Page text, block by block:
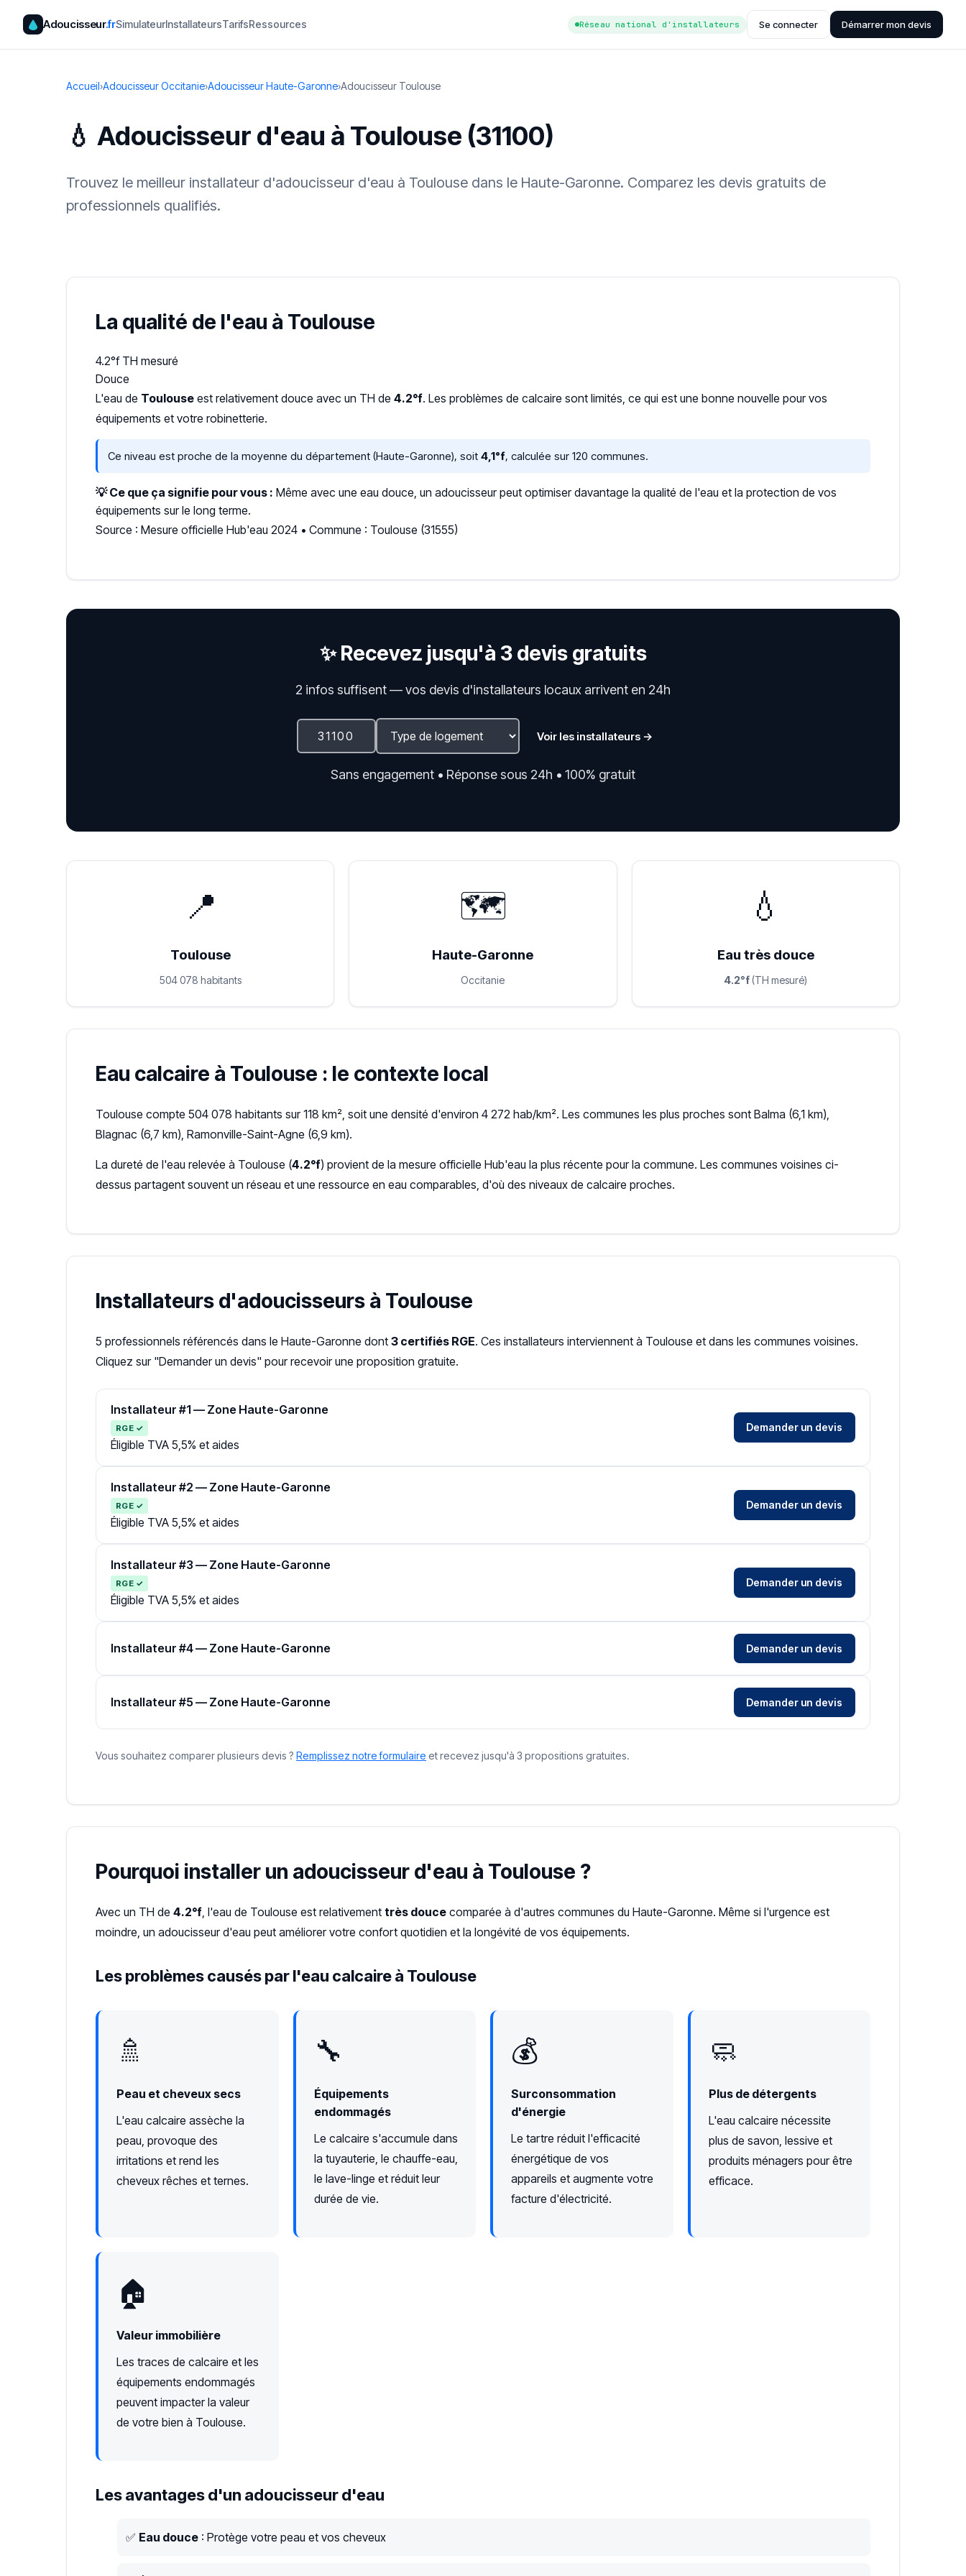
Adoucisseur.frSimulateurInstallateursTarifsRessources Réseau national d'installateurs Se connecter Démarrer mon devis
Accueil›Adoucisseur Occitanie›Adoucisseur Haute-Garonne›Adoucisseur Toulouse
💧 Adoucisseur d'eau à Toulouse (31100)
Trouvez le meilleur installateur d'adoucisseur d'eau à Toulouse dans le Haute-Garonne. Comparez les devis gratuits de
professionnels qualifiés.
La qualité de l'eau à Toulouse
4.2°f TH mesuré
Douce
L'eau de Toulouse est relativement douce avec un TH de 4.2°f. Les problèmes de calcaire sont limités, ce qui est une bonne nouvelle pour vos
équipements et votre robinetterie.
Ce niveau est proche de la moyenne du département (Haute-Garonne), soit 4,1°f, calculée sur 120 communes.
💡 Ce que ça signifie pour vous : Même avec une eau douce, un adoucisseur peut optimiser davantage la qualité de l'eau et la protection de vos
équipements sur le long terme.
Source : Mesure officielle Hub'eau 2024 • Commune : Toulouse (31555)
✨ Recevez jusqu'à 3 devis gratuits
2 infos suffisent — vos devis d'installateurs locaux arrivent en 24h
Voir les installateurs →
Sans engagement • Réponse sous 24h • 100% gratuit
📍
Toulouse
504 078 habitants
🗺️
Haute-Garonne
Occitanie
💧
Eau très douce
4.2°f (TH mesuré)
Eau calcaire à Toulouse : le contexte local
Toulouse compte 504 078 habitants sur 118 km², soit une densité d'environ 4 272 hab/km². Les communes les plus proches sont Balma (6,1 km),
Blagnac (6,7 km), Ramonville-Saint-Agne (6,9 km).
La dureté de l'eau relevée à Toulouse (4.2°f) provient de la mesure officielle Hub'eau la plus récente pour la commune. Les communes voisines ci-
dessus partagent souvent un réseau et une ressource en eau comparables, d'où des niveaux de calcaire proches.
Installateurs d'adoucisseurs à Toulouse
5 professionnels référencés dans le Haute-Garonne dont 3 certifiés RGE. Ces installateurs interviennent à Toulouse et dans les communes voisines.
Cliquez sur "Demander un devis" pour recevoir une proposition gratuite.
Installateur #1 — Zone Haute-Garonne
RGE ✓
Éligible TVA 5,5% et aides
Demander un devis
Installateur #2 — Zone Haute-Garonne
RGE ✓
Éligible TVA 5,5% et aides
Demander un devis
Installateur #3 — Zone Haute-Garonne
RGE ✓
Éligible TVA 5,5% et aides
Demander un devis
Installateur #4 — Zone Haute-Garonne Demander un devis
Installateur #5 — Zone Haute-Garonne Demander un devis
Vous souhaitez comparer plusieurs devis ? Remplissez notre formulaire et recevez jusqu'à 3 propositions gratuites.
Pourquoi installer un adoucisseur d'eau à Toulouse ?
Avec un TH de 4.2°f, l'eau de Toulouse est relativement très douce comparée à d'autres communes du Haute-Garonne. Même si l'urgence est
moindre, un adoucisseur d'eau peut améliorer votre confort quotidien et la longévité de vos équipements.
Les problèmes causés par l'eau calcaire à Toulouse
🚿
Peau et cheveux secs
L'eau calcaire assèche la
peau, provoque des
irritations et rend les
cheveux rêches et ternes.
🔧
Équipements
endommagés
Le calcaire s'accumule dans
la tuyauterie, le chauffe-eau,
le lave-linge et réduit leur
durée de vie.
💰
Surconsommation
d'énergie
Le tartre réduit l'efficacité
énergétique de vos
appareils et augmente votre
facture d'électricité.
🧼
Plus de détergents
L'eau calcaire nécessite
plus de savon, lessive et
produits ménagers pour être
efficace.
🏠
Valeur immobilière
Les traces de calcaire et les
équipements endommagés
peuvent impacter la valeur
de votre bien à Toulouse.
Les avantages d'un adoucisseur d'eau
✅ Eau douce : Protège votre peau et vos cheveux